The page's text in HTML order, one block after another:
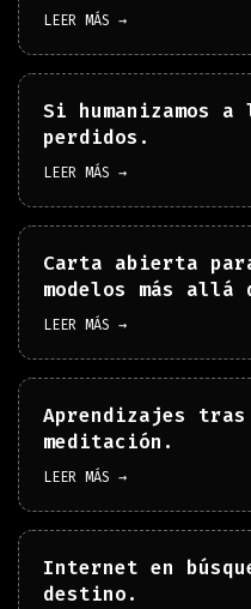
LEER MÁS →
Si humanizamos
perdidos.
LEER MÁS →
Carta abierta
modelos más allá
LEER MÁS →
Aprendizajes
meditación.
LEER MÁS →
Internet en
destino.